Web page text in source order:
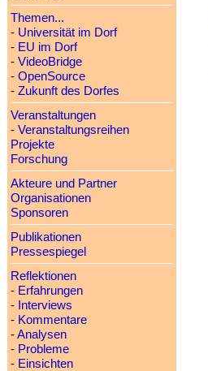
Themen...
- Universität im Dorf
- EU im Dorf
- VideoBridge
- OpenSource
- Zukunft des Dorfes
Veranstaltungen
- Veranstaltungsreihen
Projekte
Forschung
Akteure und Partner
Organisationen
Sponsoren
Publikationen
Pressespiegel
Reflektionen
- Erfahrungen
- Interviews
- Kommentare
-Analysen
- Probleme
- Einsichten